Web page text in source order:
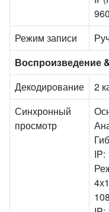
Режим записи
Воспроизведение
Декодирование
2
Синхронный
просмотр
IP: